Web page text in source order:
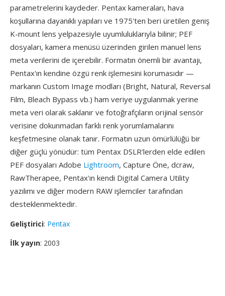
parametrelerini kaydeder. Pentax kameraları, hava
koşullarına dayanıklı yapıları ve 1975'ten beri üretilen geniş
K-mount lens yelpazesiyle uyumluluklarıyla bilinir; PEF
dosyaları, kamera menüsü üzerinden girilen manuel lens
meta verilerini de içerebilir. Formatın önemli bir avantajı,
Pentax'ın kendine özgü renk işlemesini korumasıdır —
markanın Custom Image modları (Bright, Natural, Reversal
Film, Bleach Bypass vb.) ham veriye uygulanmak yerine
meta veri olarak saklanır ve fotoğrafçıların orijinal sensör
verisine dokunmadan farklı renk yorumlamalarını
keşfetmesine olanak tanır. Formatın uzun ömürlülüğü bir
diğer güçlü yönüdür: tüm Pentax DSLR'lerden elde edilen
PEF dosyaları Adobe Lightroom, Capture Öne, dcraw,
RawTherapee, Pentax'ın kendi Digital Camera Utility
yazılımı ve diğer modern RAW işlemciler tarafından
desteklenmektedir.
Geliştirici: Pentax
İlk yayın: 2003